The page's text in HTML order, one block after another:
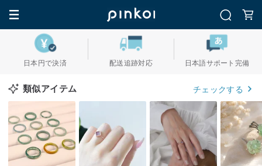
日本円で決済 配送追跡対応 日本語サポート完備
類似アイテム チェックする